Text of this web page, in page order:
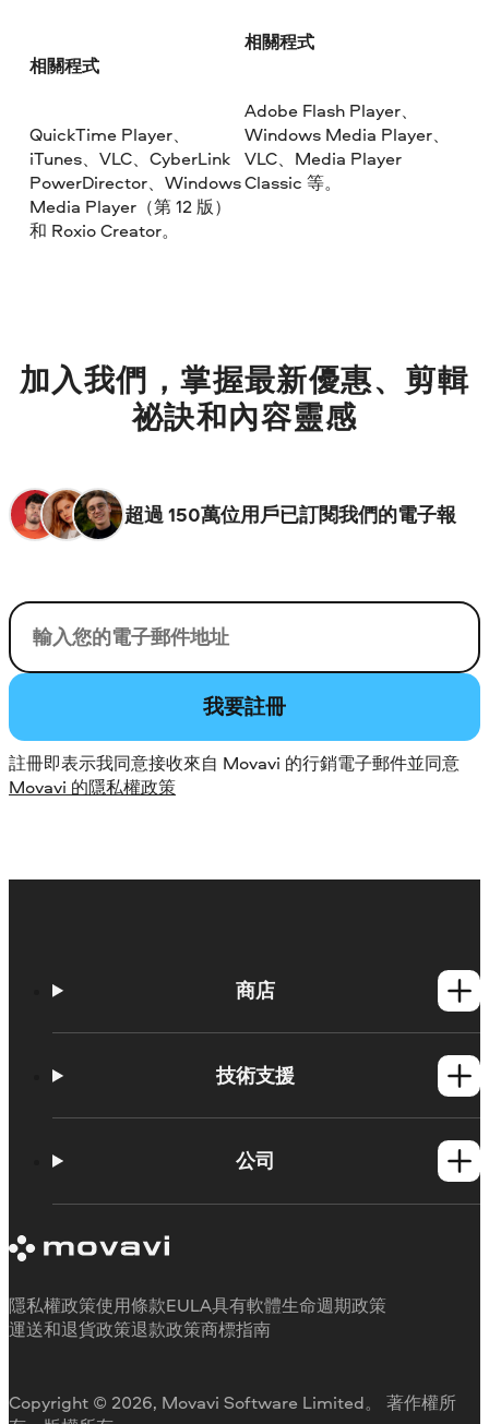
相關程式
QuickTime Player、
iTunes、VLC、CyberLink
PowerDirector、Windows
Media Player（第 12 版）
和 Roxio Creator。
相關程式
Adobe Flash Player、
Windows Media Player、
VLC、Media Player
Classic 等。
加入我們，掌握最新優惠、剪輯
祕訣和內容靈感
超過 150萬位用戶已訂閱我們的電子報
您的電子郵件
我要註冊
註冊即表示我同意接收來自 Movavi 的行銷電子郵件並同意
Movavi 的隱私權政策
商店
Mac產品
技術支援
學習平台
取消訂閱
退款
公司
客戶評價
為何要選擇我們
工作用
Copyright © 2026, Movavi Software Limited。 著作權所
隱私權政策使用條款EULA具有軟體生命週期政策
運送和退貨政策退款政策商標指南